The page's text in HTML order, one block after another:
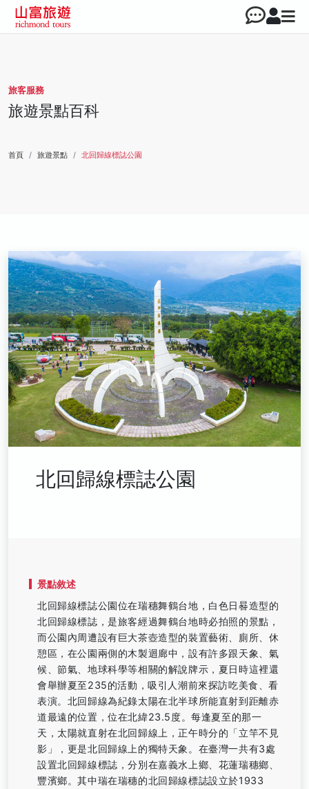
旅客服務
旅遊景點百科
首頁 旅遊景點 北回歸線標誌公園
北回歸線標誌公園
景點敘述
北回歸線標誌公園位在瑞穗舞鶴台地，白色日晷造型的
北回歸線標誌，是旅客經過舞鶴台地時必拍照的景點，
而公園內周遭設有巨大茶壺造型的裝置藝術、廁所、休
憩區，在公園兩側的木製迴廊中，設有許多跟天象、氣
候、節氣、地球科學等相關的解說牌示，夏日時這裡還
會舉辦夏至235的活動，吸引人潮前來探訪吃美食、看
表演。北回歸線為紀錄太陽在北半球所能直射到距離赤
道最遠的位置，位在北緯23.5度。每逢夏至的那一
天，太陽就直射在北回歸線上，正午時分的「立竿不見
影」，更是北回歸線上的獨特天象。在臺灣一共有3處
設置北回歸線標誌，分別在嘉義水上鄉、花蓮瑞穗鄉、
豐濱鄉。其中瑞在瑞穗的北回歸線標誌設立於1933